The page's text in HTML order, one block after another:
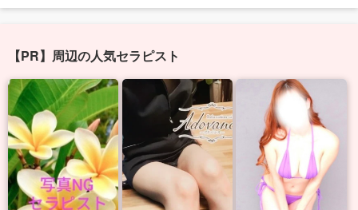
【PR】周辺の人気セラピスト